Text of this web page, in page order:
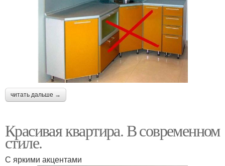
читать дальше →
Красивая квартира. В современном
стиле.
С яркими акцентами